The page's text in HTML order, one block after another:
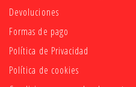
Devoluciones
Formas de pago
Política de Privacidad
Política de cookies